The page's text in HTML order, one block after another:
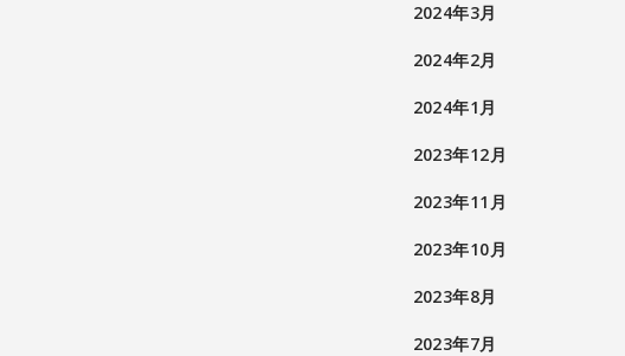
2024年3月
2024年2月
2024年1月
2023年12月
2023年11月
2023年10月
2023年8月
2023年7月